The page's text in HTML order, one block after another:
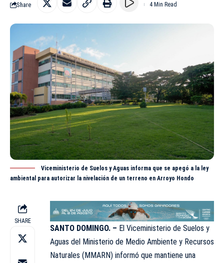
Share 4 Min Read
Viceministerio de Suelos y Aguas informa que se apegó a la ley
ambiental para autorizar la nivelación de un terreno en Arroyo Hondo
SHARE
SANTO DOMINGO. – El Viceministerio de Suelos y
Aguas del Ministerio de Medio Ambiente y Recursos
Naturales (MMARN) informó que mantiene una